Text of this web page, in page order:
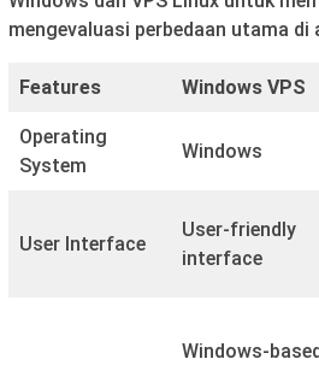
mengevaluasi perbedaan utama di
Features Windows VPS
Operating
System
Windows
User Interface
User-friendly
interface
Windows-